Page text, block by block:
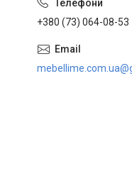
+380 (73) 064-08-53